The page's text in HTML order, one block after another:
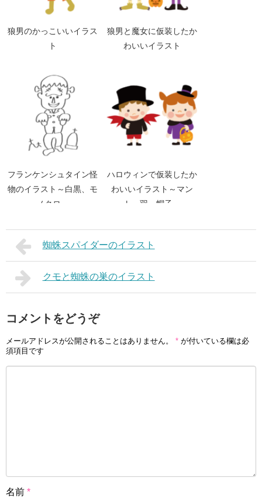
狼男のかっこいいイラス
ト
狼男と魔女に仮装したか
わいいイラスト
フランケンシュタイン怪
物のイラスト～白黒、モ
ノクロ～
ハロウィンで仮装したか
わいいイラスト～マン
ト、羽、帽子～
蜘蛛スパイダーのイラスト
クモと蜘蛛の巣のイラスト
コメントをどうぞ
メールアドレスが公開されることはありません。 * が付いている欄は必
須項目です
名前 *